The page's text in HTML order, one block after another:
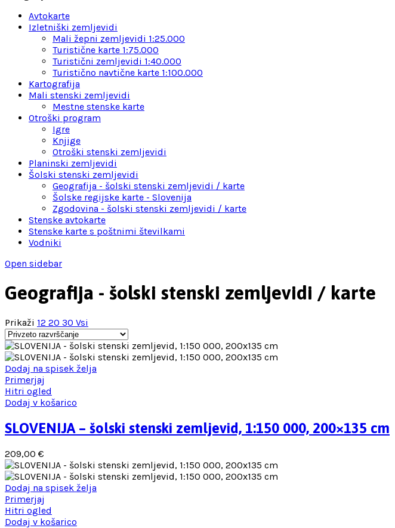
Avtokarte
Izletniški zemljevidi
Mali žepni zemljevidi 1:25.000
Turistične karte 1:75.000
Turistični zemljevidi 1:40.000
Turistično navtične karte 1:100.000
Kartografija
Mali stenski zemljevidi
Mestne stenske karte
Otroški program
Igre
Knjige
Otroški stenski zemljevidi
Planinski zemljevidi
Šolski stenski zemljevidi
Geografija - šolski stenski zemljevidi / karte
Šolske regijske karte - Slovenija
Zgodovina - šolski stenski zemljevidi / karte
Stenske avtokarte
Stenske karte s poštnimi številkami
Vodniki
Open sidebar
Geografija - šolski stenski zemljevidi / karte
Prikaži 12 20 30 Vsi
Dodaj na spisek želja
Primerjaj
Hitri ogled
Dodaj v košarico
SLOVENIJA – šolski stenski zemljevid, 1:150 000, 200×135 cm
209,00 €
Dodaj na spisek želja
Primerjaj
Hitri ogled
Dodaj v košarico